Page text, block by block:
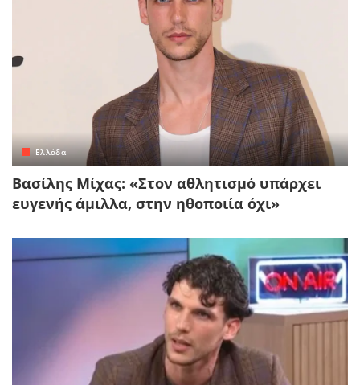
Ελλάδα
Βασίλης Μίχας: «Στον αθλητισμό υπάρχει
ευγενής άμιλλα, στην ηθοποιία όχι»